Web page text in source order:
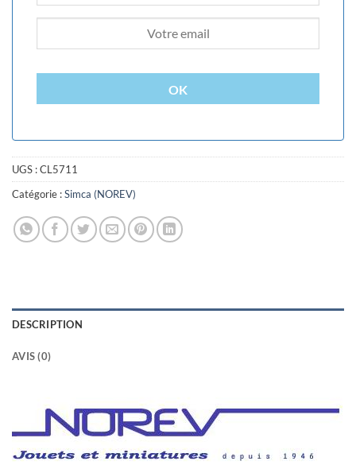
OK
UGS :CL5711
Catégorie :Simca (NOREV)
DESCRIPTION
AVIS (0)